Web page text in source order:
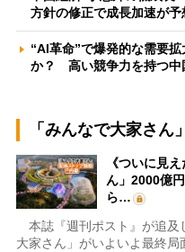
方針の修正で成長加速が
“AI革命”で爆発的な需要
か？ 高い競争力を持つ
「みんなで大家さ
《ついに見
ん」2000億
ら…
本誌『週刊ポスト』が追及
大家さん」がいよいよ最終